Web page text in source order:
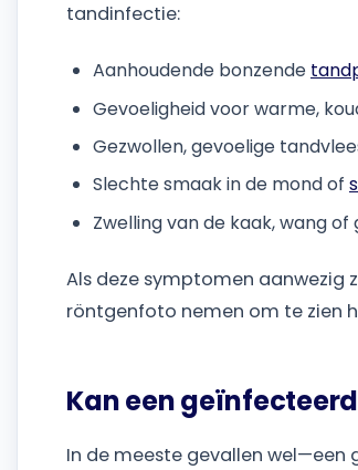
tandinfectie:
Aanhoudende bonzende
Gevoeligheid voor warme,
Gezwollen, gevoelige
Slechte smaak in de mond of
Zwelling van de kaak, wang
Als deze symptomen aanwezig
röntgenfoto nemen om te zien
Kan een
In de meeste gevallen wel—een